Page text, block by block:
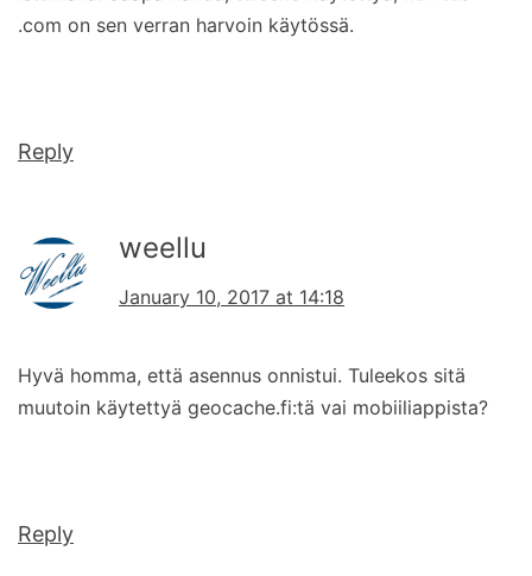
.com on sen verran harvoin käytössä.
Reply
weellu
January 10, 2017 at 14:18
Hyvä homma, että asennus onnistui. Tuleekos sitä
muutoin käytettyä geocache.fi:tä vai mobiiliappista?
Reply